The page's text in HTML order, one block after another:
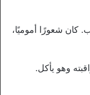
كان شعورًا أموميًا،
وهو يأكل.